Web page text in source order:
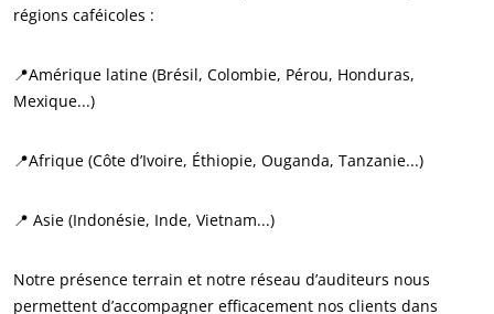
régions caféicoles :
📍Amérique latine (Brésil, Colombie, Pérou, Honduras,
Mexique...)
📍Afrique (Côte d’Ivoire, Éthiopie, Ouganda, Tanzanie...)
📍 Asie (Indonésie, Inde, Vietnam...)
Notre présence terrain et notre réseau d’auditeurs nous
permettent d’accompagner efficacement nos clients dans